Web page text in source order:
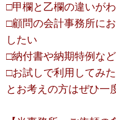
□甲欄と乙欄の違いが
□顧問の会計事務所に
したい
□納付書や納期特例な
□お試しで利用してみ
とお考えの方はぜひ一